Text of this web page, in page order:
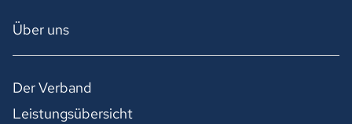
Über uns
Der Verband
Leistungsübersicht